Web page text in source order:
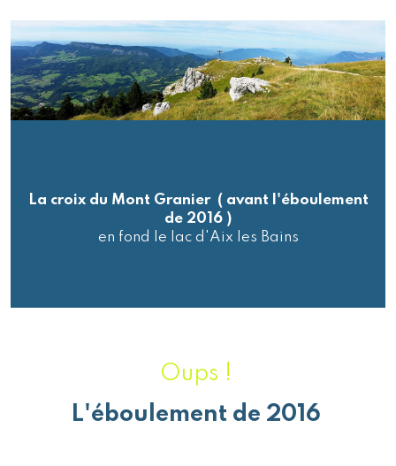
La croix du Mont Granier ( avant l'éboulement
de 2016 )
en fond le lac d'Aix les Bains
Oups !
L'éboulement de 2016